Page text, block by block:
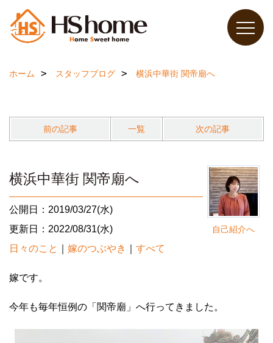
ホーム スタッフブログ 横浜中華街 関帝廟へ
前の記事 一覧 次の記事
自己紹介へ
横浜中華街 関帝廟へ
公開日：2019/03/27(水)
更新日：2022/08/31(水)
日々のこと
嫁のつぶやき すべて
嫁です。
今年も毎年恒例の「関帝廟」へ行ってきました。